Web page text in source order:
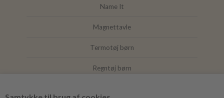
Name It
Magnettavle
Termotøj børn
Regntøj børn